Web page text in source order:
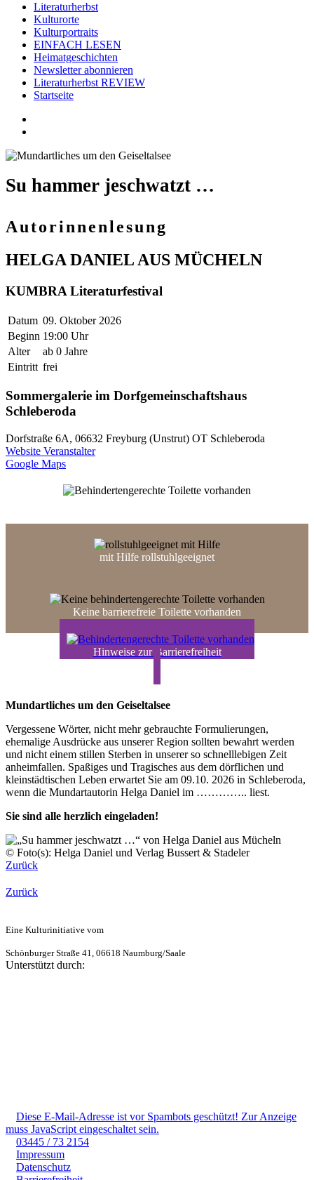
Literaturherbst
Kulturorte
Kulturportraits
EINFACH LESEN
Heimatgeschichten
Newsletter abonnieren
Literaturherbst REVIEW
Startseite
Su hammer jeschwatzt …
Autorinnenlesung
HELGA DANIEL AUS MÜCHELN
KUMBRA Literaturfestival
Datum 09. Oktober 2026
Beginn 19:00 Uhr
Alter
ab 0 Jahre
Eintritt frei
Sommergalerie im Dorfgemeinschaftshaus
Schleberoda
Dorfstraße 6A, 06632 Freyburg (Unstrut) OT Schleberoda
Website Veranstalter
Google Maps
mit Hilfe rollstuhl­geeignet
Keine barrierefreie Toilette vorhanden
Hinweise zur Barrierefreiheit
Mundartliches um den Geiseltalsee
Vergessene Wörter, nicht mehr gebrauchte Formulierungen,
ehemalige Ausdrücke aus unserer Region sollten bewahrt werden
und nicht einem stillen Sterben in unserer so schnelllebigen Zeit
anheimfallen. Spaßiges und Tragisches aus dem dörflichen und
kleinstädtischen Leben erwartet Sie am 09.10. 2026 in Schleberoda,
wenn die Mundartautorin Helga Daniel im ………….. liest.
Sie sind alle herzlich eingeladen!
© Foto(s): Helga Daniel und Verlag Bussert & Stadeler
Zurück
Zurück
Eine Kulturinitiative vom
Schönburger Straße 41, 06618 Naumburg/Saale
Unterstützt durch:
Diese E-Mail-Adresse ist vor Spambots geschützt! Zur Anzeige
muss JavaScript eingeschaltet sein.
03445 / 73 2154
Impressum
Datenschutz